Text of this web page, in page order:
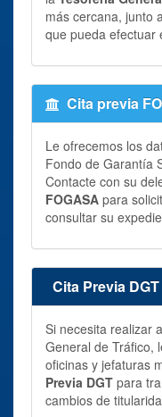
más cercana, junto
que pueda efectuar
Cita previa
Le ofrecemos los
Fondo de Garantía
Contacte con su
FOGASA para
consultar su
Cita Previa
Si necesita realizar
General de Tráfico,
oficinas y jefaturas
Previa DGT para
cambios de